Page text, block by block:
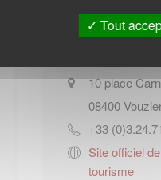
Sugny
10 place
08400
+33
Site officiel
tourisme
Tout